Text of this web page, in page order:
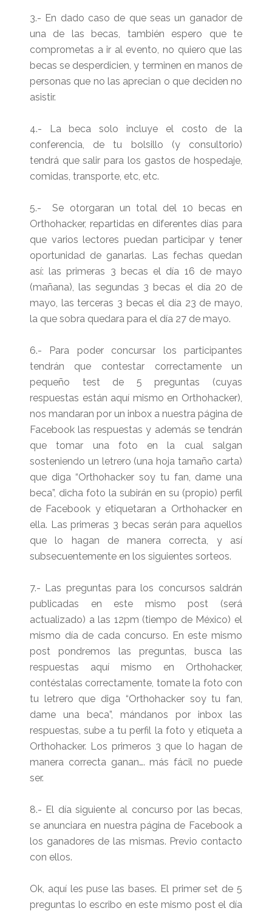
3.- En dado caso de que seas un ganador de
una de las becas, también espero que te
comprometas a ir al evento, no quiero que las
becas se desperdicien, y terminen en manos de
personas que no las aprecian o que deciden no
asistir.
4.- La beca solo incluye el costo de la
conferencia, de tu bolsillo (y consultorio)
tendrá que salir para los gastos de hospedaje,
comidas, transporte, etc, etc.
5.- Se otorgaran un total del 10 becas en
Orthohacker, repartidas en diferentes días para
que varios lectores puedan participar y tener
oportunidad de ganarlas. Las fechas quedan
así: las primeras 3 becas el día 16 de mayo
(mañana), las segundas 3 becas el día 20 de
mayo, las terceras 3 becas el día 23 de mayo,
la que sobra quedara para el día 27 de mayo.
6.- Para poder concursar los participantes
tendrán que contestar correctamente un
pequeño test de 5 preguntas (cuyas
respuestas están aquí mismo en Orthohacker),
nos mandaran por un inbox a nuestra página de
Facebook las respuestas y además se tendrán
que tomar una foto en la cual salgan
sosteniendo un letrero (una hoja tamaño carta)
que diga “Orthohacker soy tu fan, dame una
beca”, dicha foto la subirán en su (propio) perfil
de Facebook y etiquetaran a Orthohacker en
ella. Las primeras 3 becas serán para aquellos
que lo hagan de manera correcta, y así
subsecuentemente en los siguientes sorteos.
7.- Las preguntas para los concursos saldrán
publicadas en este mismo post (será
actualizado) a las 12pm (tiempo de México) el
mismo día de cada concurso. En este mismo
post pondremos las preguntas, busca las
respuestas aquí mismo en Orthohacker,
contéstalas correctamente, tomate la foto con
tu letrero que diga “Orthohacker soy tu fan,
dame una beca”, mándanos por inbox las
respuestas, sube a tu perfil la foto y etiqueta a
Orthohacker. Los primeros 3 que lo hagan de
manera correcta ganan…. más fácil no puede
ser.
8.- El día siguiente al concurso por las becas,
se anunciara en nuestra página de Facebook a
los ganadores de las mismas. Previo contacto
con ellos.
Ok, aquí les puse las bases. El primer set de 5
preguntas lo escribo en este mismo post el día